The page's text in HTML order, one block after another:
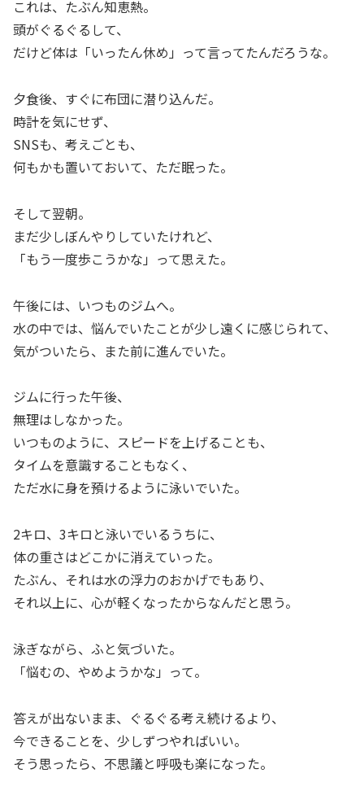
これは、たぶん知恵熱。
頭がぐるぐるして、
だけど体は「いったん休め」って言ってたんだろうな。
夕食後、すぐに布団に潜り込んだ。
時計を気にせず、
SNSも、考えごとも、
何もかも置いておいて、ただ眠った。
そして翌朝。
まだ少しぼんやりしていたけれど、
「もう一度歩こうかな」って思えた。
午後には、いつものジムへ。
水の中では、悩んでいたことが少し遠くに感じられて、
気がついたら、また前に進んでいた。
ジムに行った午後、
無理はしなかった。
いつものように、スピードを上げることも、
タイムを意識することもなく、
ただ水に身を預けるように泳いでいた。
2キロ、3キロと泳いでいるうちに、
体の重さはどこかに消えていった。
たぶん、それは水の浮力のおかげでもあり、
それ以上に、心が軽くなったからなんだと思う。
泳ぎながら、ふと気づいた。
「悩むの、やめようかな」って。
答えが出ないまま、ぐるぐる考え続けるより、
今できることを、少しずつやればいい。
そう思ったら、不思議と呼吸も楽になった。